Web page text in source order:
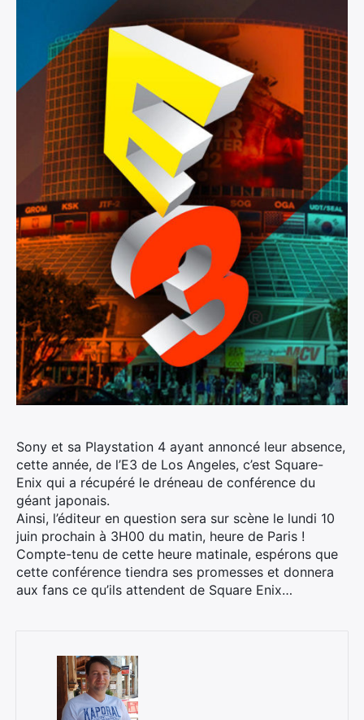
Sony et sa Playstation 4 ayant annoncé leur absence,
cette année, de l’E3 de Los Angeles, c’est Square-
Enix qui a récupéré le dréneau de conférence du
géant japonais.
Ainsi, l’éditeur en question sera sur scène le lundi 10
juin prochain à 3H00 du matin, heure de Paris !
Compte-tenu de cette heure matinale, espérons que
cette conférence tiendra ses promesses et donnera
aux fans ce qu’ils attendent de Square Enix…